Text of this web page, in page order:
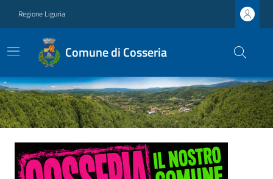
Regione Liguria
Comune di Cosseria
Ultime notizie